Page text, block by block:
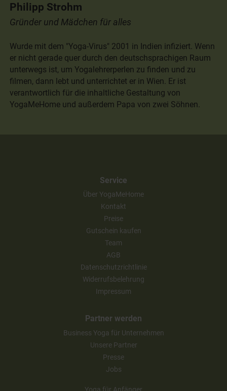
Philipp Strohm
Gründer und Mädchen für alles
Wurde mit dem "Yoga-Virus" 2001 in Indien infiziert. Wenn
er nicht gerade quer durch den deutschsprachigen Raum
unterwegs ist, um Yogalehrerperlen zu finden und zu
filmen, dann lebt und unterrichtet er in Wien. Er ist
verantwortlich für die inhaltliche Gestaltung von
YogaMeHome und außerdem Papa von zwei Söhnen.
Service
Über YogaMeHome
Kontakt
Preise
Gutschein kaufen
Team
AGB
Datenschutzrichtlinie
Widerrufsbelehrung
Impressum
Partner werden
Business Yoga für Unternehmen
Unsere Partner
Presse
Jobs
Yoga für Anfänger